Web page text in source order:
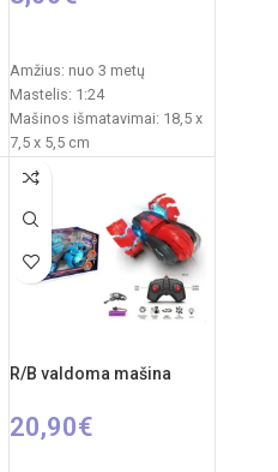
Amžius: nuo 3 metų
Mastelis: 1:24
Mašinos išmatavimai: 18,5 x
7,5 x 5,5 cm
Pakuotės išmatavimai: 23,5 x
11,5 x 9,3 cm
Maitinimas mašinai: 3 x AA
elementai (nepridedami)
Maitinimas pulteliui: 2 x AA
elementai (nepridedami)
Komplekte: automobilis,
metalas
R/B valdoma mašina
20,90€